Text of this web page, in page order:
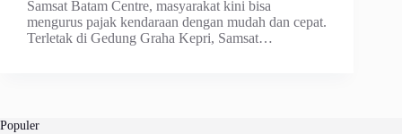
Samsat Batam Centre, masyarakat kini bisa
mengurus pajak kendaraan dengan mudah dan cepat.
Terletak di Gedung Graha Kepri, Samsat…
Populer